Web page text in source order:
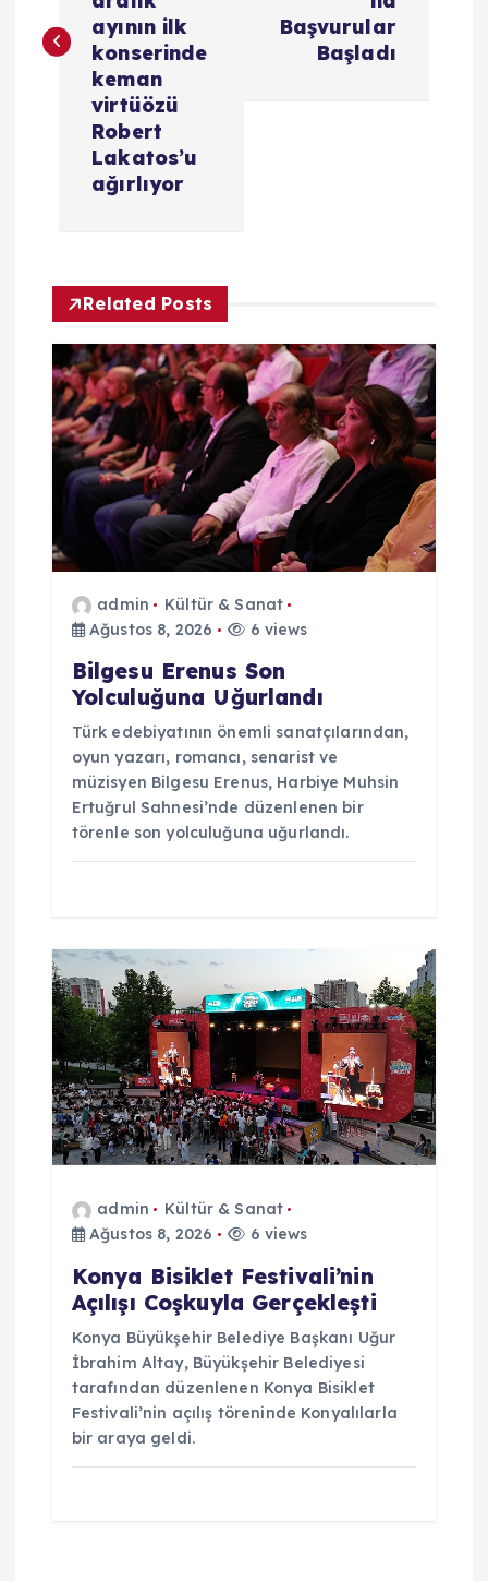
ı
n
m
e
s
ayının ilk
konserinde
keman
virtüözü
Robert
Lakatos’u
ağırlıyor
Başvurular
Başladı
Related Posts
admin
Kültür & Sanat
Ağustos 8, 2026
6 views
Bilgesu Erenus Son
Yolculuğuna Uğurlandı
Türk edebiyatının önemli sanatçılarından,
oyun yazarı, romancı, senarist ve
müzisyen Bilgesu Erenus, Harbiye Muhsin
Ertuğrul Sahnesi’nde düzenlenen bir
törenle son yolculuğuna uğurlandı.
admin
Kültür & Sanat
Ağustos 8, 2026
6 views
Konya Bisiklet Festivali’nin
Açılışı Coşkuyla Gerçekleşti
Konya Büyükşehir Belediye Başkanı Uğur
İbrahim Altay, Büyükşehir Belediyesi
tarafından düzenlenen Konya Bisiklet
Festivali’nin açılış töreninde Konyalılarla
bir araya geldi.